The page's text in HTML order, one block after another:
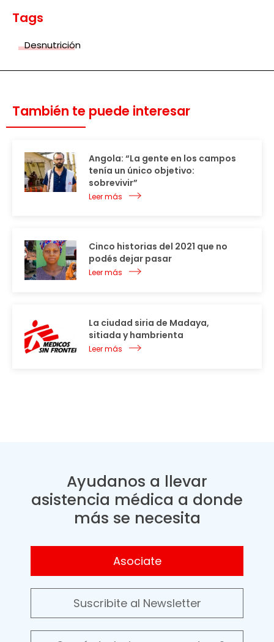
Tags
Desnutrición
También te puede interesar
Angola: “La gente en los campos
tenía un único objetivo:
sobrevivir”
Leer más
Cinco historias del 2021 que no
podés dejar pasar
Leer más
La ciudad siria de Madaya,
sitiada y hambrienta
Leer más
Ayudanos a llevar
asistencia médica a donde
más se necesita
Asociate
Suscribite al Newsletter